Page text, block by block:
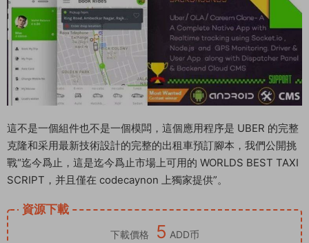
這不是一個組件也不是一個模闆，這個應用程序是 UBER 的完整
克隆和采用最新技術設計的完整的出租車預訂腳本，我們公開挑
戰“迄今爲止，這是迄今爲止市場上可用的 WORLDS BEST TAXI
SCRIPT，并且僅在 codecaynon 上獨家提供”。
資源下載
下載價格 5 ADD币